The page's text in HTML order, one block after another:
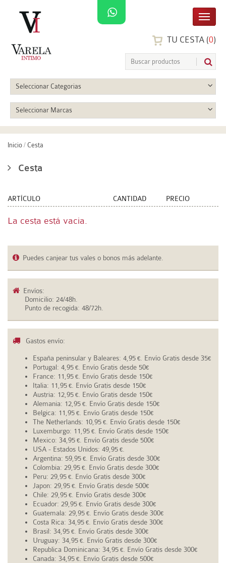
TU CESTA (0)
Seleccionar Categorias
Seleccionar Marcas
Inicio / Cesta
Cesta
ARTÍCULO PRECIO
CANTIDAD
La cesta está vacia.
Puedes canjear tus vales o bonos más adelante.
Envíos:
Domicilio: 24/48h.
Punto de recogida: 48/72h.
Gastos envío:
España peninsular y Baleares: 4,95 € . Envío Gratis desde 35€
Portugal: 4,95 € . Envío Gratis desde 50€
France: 11,95 € . Envío Gratis desde 150€
Italia: 11,95 € . Envío Gratis desde 150€
Austria: 12,95 € . Envío Gratis desde 150€
Alemania: 12,95 € . Envío Gratis desde 150€
Belgica: 11,95 € . Envío Gratis desde 150€
The Netherlands: 10,95 € . Envío Gratis desde 150€
Luxemburgo: 11,95 € . Envío Gratis desde 150€
Mexico: 34,95 € . Envío Gratis desde 500€
USA - Estados Unidos: 49,95 €
Argentina: 59,95 € . Envío Gratis desde 300€
Colombia: 29,95 € . Envío Gratis desde 300€
Peru: 29,95 € . Envío Gratis desde 300€
Japon: 29,95 € . Envío Gratis desde 500€
Chile: 29,95 € . Envío Gratis desde 300€
Ecuador: 29,95 € . Envío Gratis desde 300€
Guatemala: 29,95 € . Envío Gratis desde 300€
Costa Rica: 34,95 € . Envío Gratis desde 300€
Brasil: 34,95 € . Envío Gratis desde 300€
Uruguay: 34,95 € . Envío Gratis desde 300€
Republica Dominicana: 34,95 € . Envío Gratis desde 300€
Canada: 34,95 € . Envío Gratis desde 500€